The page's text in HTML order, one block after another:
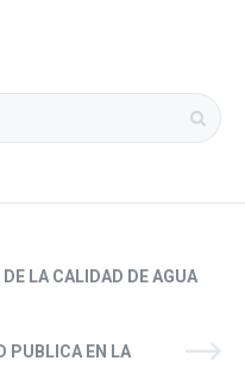
LA CALIDAD DE AGUA
PUBLICA EN LA